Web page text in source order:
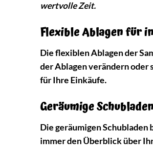
wertvolle Zeit.
Flexible Ablagen für
Die flexiblen Ablagen der
der Ablagen verändern oder
für Ihre Einkäufe.
Geräumige
Die geräumigen Schubladen
immer den Überblick über